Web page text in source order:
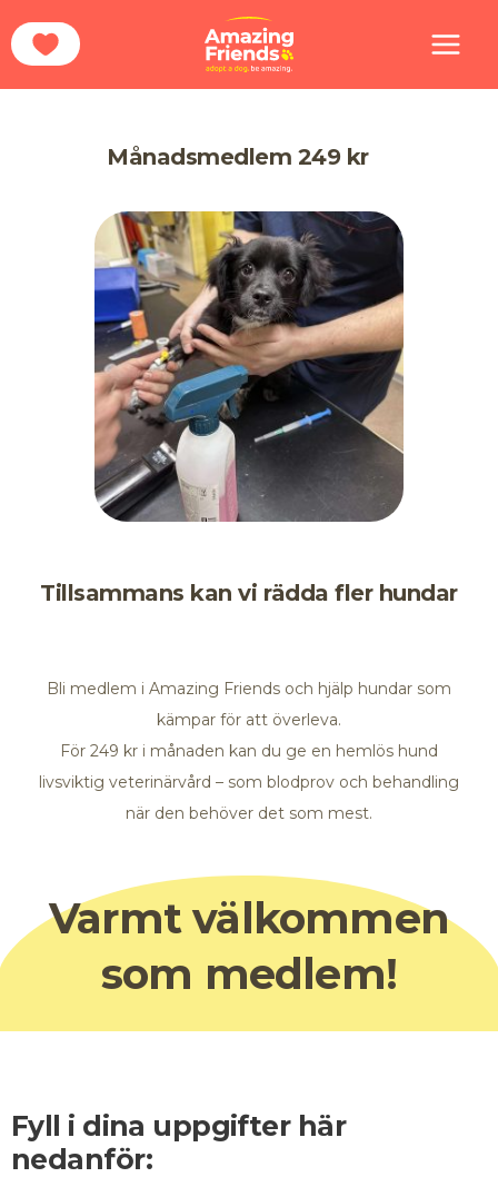
till
Hem Hundgodis
Månadsmedlem 249 kr
Tillsammans kan vi rädda fler hundar
Bli medlem i Amazing Friends och hjälp hundar som
kämpar för att överleva.
För 249 kr i månaden kan du ge en hemlös hund
livsviktig veterinärvård – som blodprov och behandling
när den behöver det som mest.
Varmt välkommen
som medlem!
Fyll i dina uppgifter här
nedanför: